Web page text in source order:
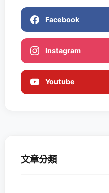
Facebook
Instagram
Youtube
文章分類